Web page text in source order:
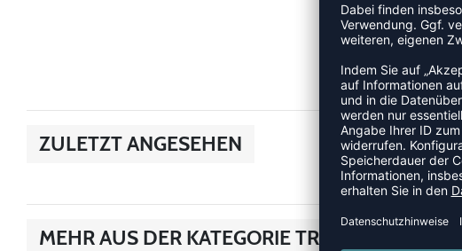
ZULETZT ANGESEHEN
MEHR AUS DER KATEGORIE TRAININGSANZÜGE